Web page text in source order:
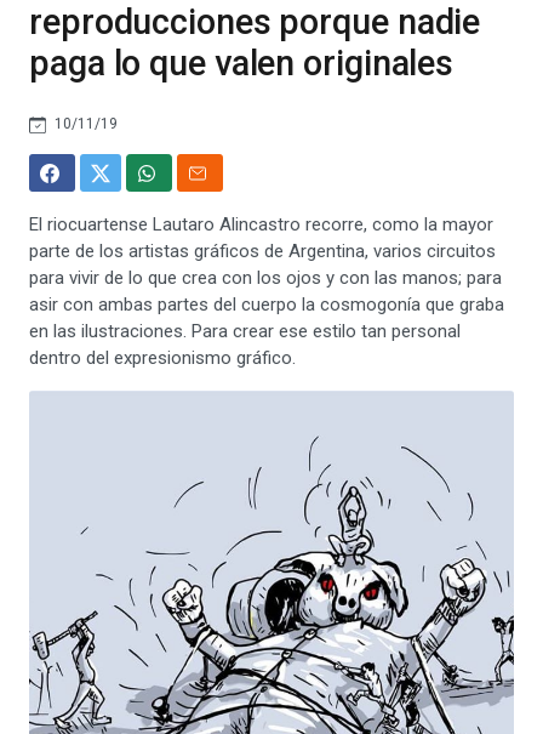
reproducciones porque nadie
paga lo que valen originales
10/11/19
El riocuartense Lautaro Alincastro recorre, como la mayor
parte de los artistas gráficos de Argentina, varios circuitos
para vivir de lo que crea con los ojos y con las manos; para
asir con ambas partes del cuerpo la cosmogonía que graba
en las ilustraciones. Para crear ese estilo tan personal
dentro del expresionismo gráfico.